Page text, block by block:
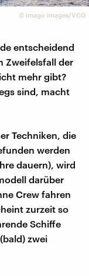
© imago images/VCG
entscheidend
Zweifelsfall der
mehr gibt?
sind, macht
Techniken, die
werden
dauern), wird
darüber
Crew fahren
zurzeit so
Schiffe
zwei